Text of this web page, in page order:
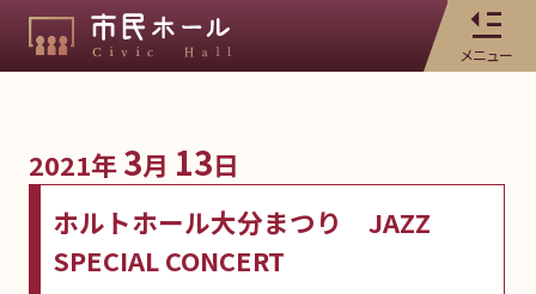
メニュー
2021年3月 13日
ホルトホール大分まつり JAZZ
SPECIAL CONCERT